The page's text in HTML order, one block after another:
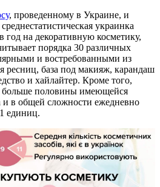
, проведенному в Украине, и
украинка
год на декоративную косметику,
порядка 30 различных
и востребованными из
ресниц, база под макияж, карандаш
и хайлайтер. Кроме того,
больше половины имеющейся
и в общей сложности ежедневно
единиц.